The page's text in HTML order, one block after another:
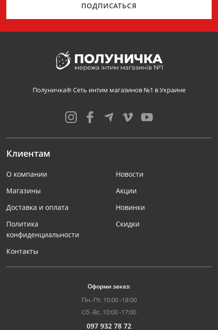
ПОДПИСАТЬСЯ
Полуничка® Сеть интим магазинов №1 в Украине
Клиентам
О компании
Магазины
Доставка и оплата
Политика
конфиденциальности
Контакты
Новости
Акции
Новинки
Скидки
Оформи заказ:
Пн.-Пт. 10:00 -18:00
Сб.-Вс. 10:00 -17:00
097 932 78 72